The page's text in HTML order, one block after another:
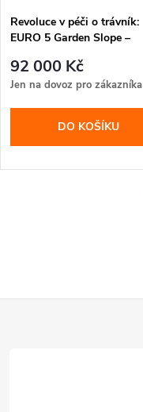
Revoluce v péči o trávník:
EURO 5 Garden Slope –
na dálkové ovládání
92 000 Kč
Jen na dovoz pro zákazníka
DO KOŠÍKU